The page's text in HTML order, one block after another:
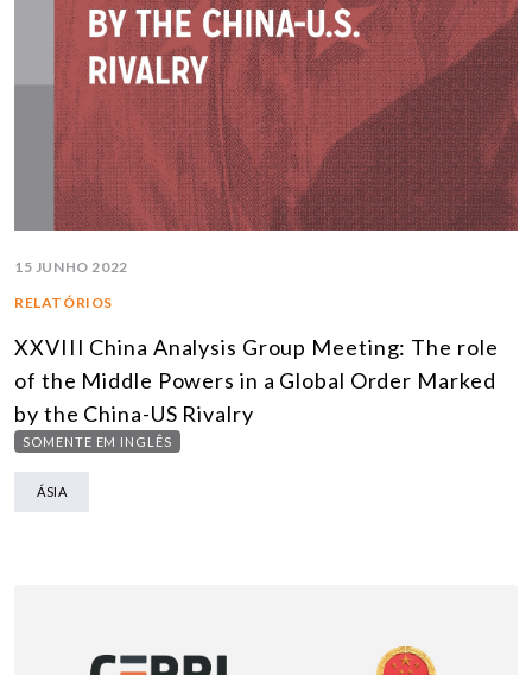
15 JUNHO 2022
RELATÓRIOS
XXVIII China Analysis Group Meeting: The role
of the Middle Powers in a Global Order Marked
by the China-US Rivalry
SOMENTE EM INGLÊS
ÁSIA